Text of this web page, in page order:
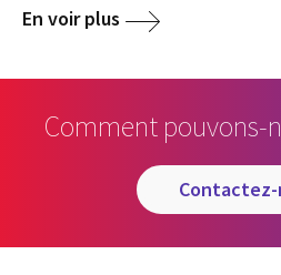
En voir plus
Comment pouvons-